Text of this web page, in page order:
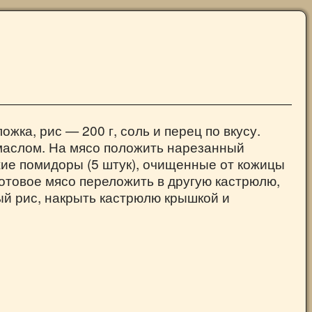
рис — 200 г, соль и перец по вкусу.
На мясо положить нарезанный
помидоры (5 штук), очищенные от кожицы
мясо переложить в другую кастрюлю,
рис, накрыть кастрюлю крышкой и